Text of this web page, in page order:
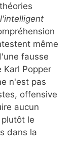
l'intelligent
même
fausse
Karl Popper
n'est pas
offensive
aucun
le
dans la